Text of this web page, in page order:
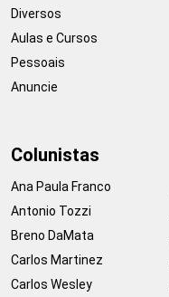
Diversos
Aulas e Cursos
Pessoais
Anuncie
Colunistas
Ana Paula Franco
Antonio Tozzi
Breno DaMata
Carlos Martinez
Carlos Wesley